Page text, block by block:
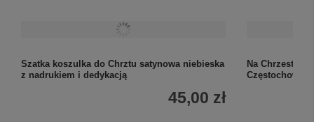
Szatka koszulka do Chrztu satynowa niebieska
z nadrukiem i dedykacją
45,00 zł
Na Chrzest: